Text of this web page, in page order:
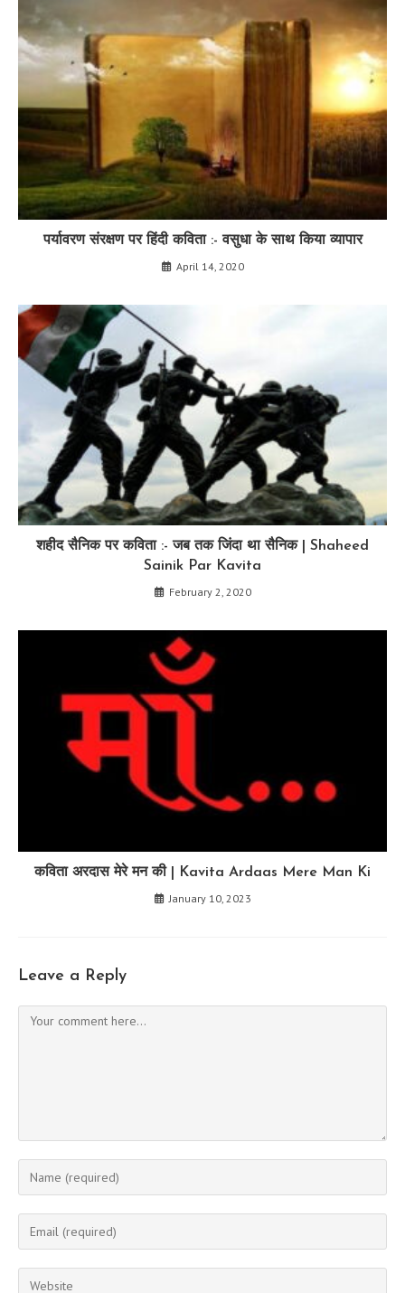
पर्यावरण संरक्षण पर हिंदी कविता :- वसुधा के साथ किया व्यापार
April 14, 2020
शहीद सैनिक पर कविता :- जब तक जिंदा था सैनिक | Shaheed
Sainik Par Kavita
February 2, 2020
कविता अरदास मेरे मन की | Kavita Ardaas Mere Man Ki
January 10, 2023
Leave a Reply
Comment
Enter
your
name
Enter
your
email
Enter